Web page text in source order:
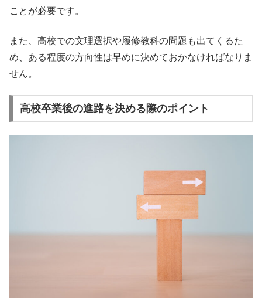
ことが必要です。
また、高校での文理選択や履修教科の問題も出てくるた
め、ある程度の方向性は早めに決めておかなければなりま
せん。
高校卒業後の進路を決める際のポイント